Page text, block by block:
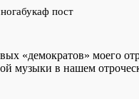
пост
«демократов» моего
музыки в нашем